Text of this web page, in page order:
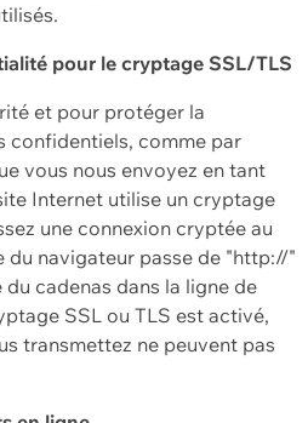
pour le cryptage SSL/TLS
et pour protéger la
confidentiels, comme par
vous nous envoyez en tant
Internet utilise un cryptage
une connexion cryptée au
du navigateur passe de "http://"
cadenas dans la ligne de
SSL ou TLS est activé,
transmettez ne peuvent pas